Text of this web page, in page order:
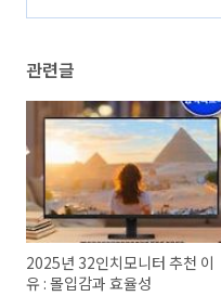
관련글
2025년 32인치모니터 추천 이
유 : 몰입감과 효율성